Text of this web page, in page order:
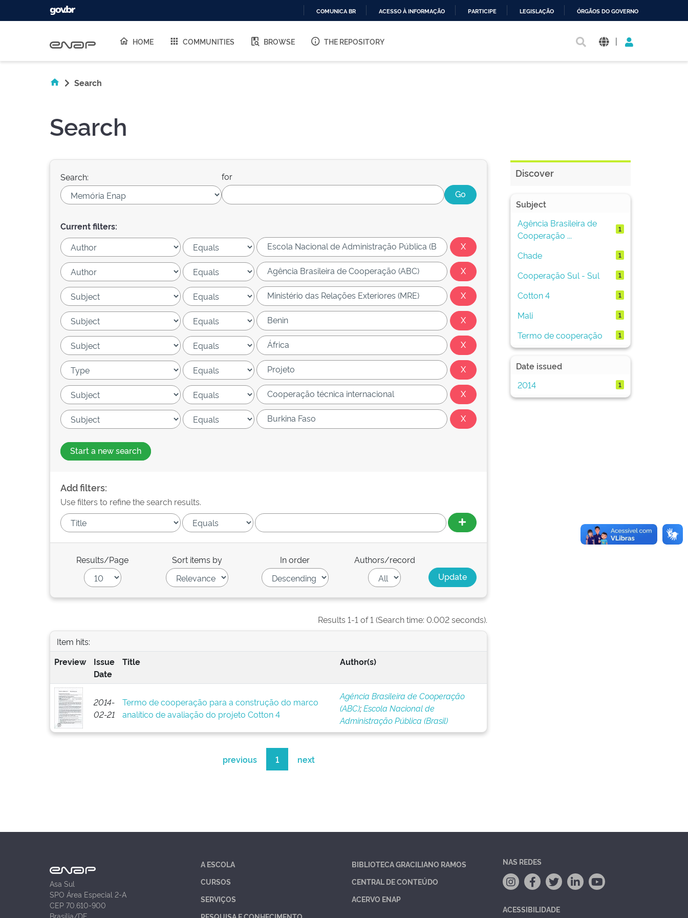
O
COMUNICA BR ACESSO À INFORMAÇÃO PARTICIPE LEGISLAÇÃO ÓRGÃOS DO GOVERNO
HOME COMMUNITIES BROWSE THE REPOSITORY |
Search
Search
Search: for
Current filters:
Start a new search
Add filters:
Use filters to refine the search results.
Results/Page Sort items by In order Authors/record
Results 1-1 of 1 (Search time: 0.002 seconds).
Item hits:
Preview
Issue
Date
Title Author(s)
2014-
02-21
Termo de cooperação para a construção do marco
analítico de avaliação do projeto Cotton 4
Agência Brasileira de Cooperação
(ABC);Escola Nacional de
Administração Pública (Brasil)
previous 1 next
Discover
Subject
Agência Brasileira de
Cooperação ...
1
Chade 1
Cooperação Sul - Sul 1
Cotton 4 1
Mali 1
Termo de cooperação 1
Date issued
2014
1
Asa Sul
SPO Área Especial 2-A
CEP 70.610-900
Brasília/DF
A ESCOLA
CURSOS
SERVIÇOS
BIBLIOTECA GRACILIANO RAMOS
CENTRAL DE CONTEÚDO
ACERVO ENAP
NAS REDES
ACESSIBILIDADE